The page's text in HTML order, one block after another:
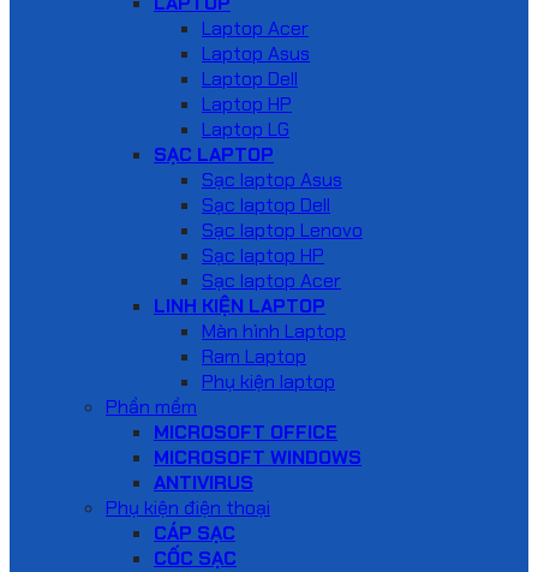
Laptop Acer
Laptop Asus
Laptop Dell
Laptop HP
Laptop LG
SẠC LAPTOP
Sạc laptop Asus
Sạc laptop Dell
Sạc laptop Lenovo
Sạc laptop HP
Sạc laptop Acer
LINH KIỆN LAPTOP
Màn hình Laptop
Ram Laptop
Phụ kiện laptop
Phần mềm
MICROSOFT OFFICE
MICROSOFT WINDOWS
ANTIVIRUS
Phụ kiện điện thoại
CÁP SẠC
CỐC SẠC